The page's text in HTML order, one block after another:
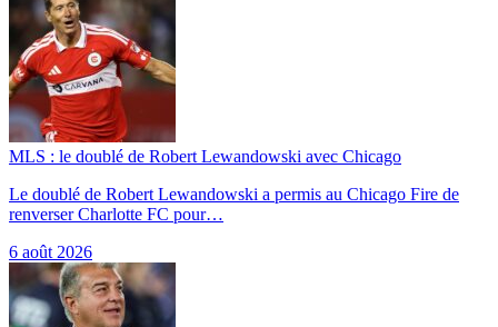
MLS : le doublé de Robert Lewandowski avec Chicago
Le doublé de Robert Lewandowski a permis au Chicago Fire de
renverser Charlotte FC pour…
6 août 2026